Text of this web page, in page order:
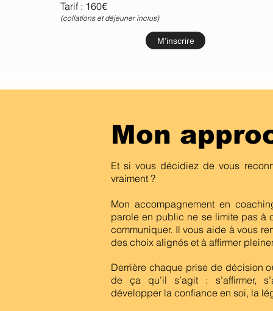
Tarif : 160€
(collations et déjeuner inclus)
M'inscrire
Mon
Et si vous décidiez de vous
vraiment ?
Mon accompagnement en
parole en public ne se limite pas à
communiquer. Il vous aide à vous
des choix alignés et à affirmer
Derrière chaque prise de décision
de ça qu’il s’agit : s’affirmer,
développer la confiance en soi, la